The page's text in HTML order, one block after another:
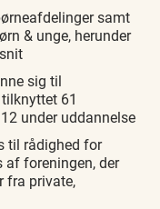
samt
& unge, herunder
sig til
61
under uddannelse
til rådighed for
af foreningen, der
fra private,